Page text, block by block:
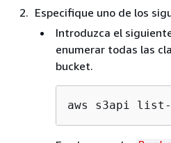
Especifique uno de los
Introduzca el
enumerar todas las
bucket.
aws s3api